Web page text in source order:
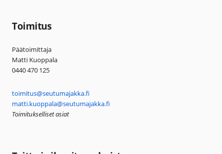
Toimitus
Päätoimittaja
Matti Kuoppala
0440 470 125
toimitus@seutumajakka.fi
matti.kuoppala@seutumajakka.fi
Toimitukselliset asiat